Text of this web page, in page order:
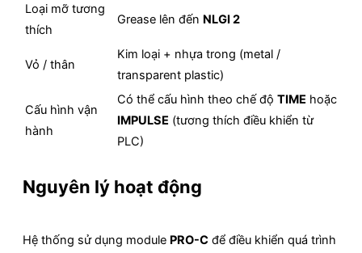
Loại mỡ tương
thích
Grease lên đến NLGI 2
Vỏ / thân
Kim loại + nhựa trong (metal /
transparent plastic)
Cấu hình vận
hành
Có thể cấu hình theo chế độ TIME hoặc
IMPULSE (tương thích điều khiển từ
PLC)
Nguyên lý hoạt động
Hệ thống sử dụng module PRO-C để điều khiển quá trình